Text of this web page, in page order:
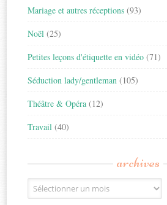
Mariage et autres réceptions (93)
Noël (25)
Petites leçons d'étiquette en vidéo (71)
Séduction lady/gentleman (105)
Théâtre & Opéra (12)
Travail (40)
archives
Archives